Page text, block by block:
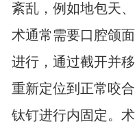
紊乱，例如地包天
术通常需要口腔颌
进行，通过截开并
重新定位到正常咬
钛钉进行内固定。